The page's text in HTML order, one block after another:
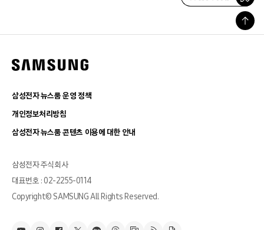
삼성전자 뉴스룸 운영 정책
개인정보처리방침
삼성전자 뉴스룸 콘텐츠 이용에 대한 안내
삼성전자 주식회사
대표번호 : 02-2255-0114
Copyright© SAMSUNG All Rights Reserved.